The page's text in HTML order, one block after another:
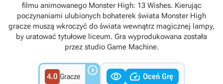
filmu animowanego Monster High: 13 Wishes. Kierując
poczynaniami ulubionych bohaterek świata Monster High
gracze muszą wkroczyć do świata wewnątrz magicznej lampy,
by uratować tytułowe liceum. Gra wyprodukowana została
przez studio Game Machine.
4.0 Gracze    Oceń Grę